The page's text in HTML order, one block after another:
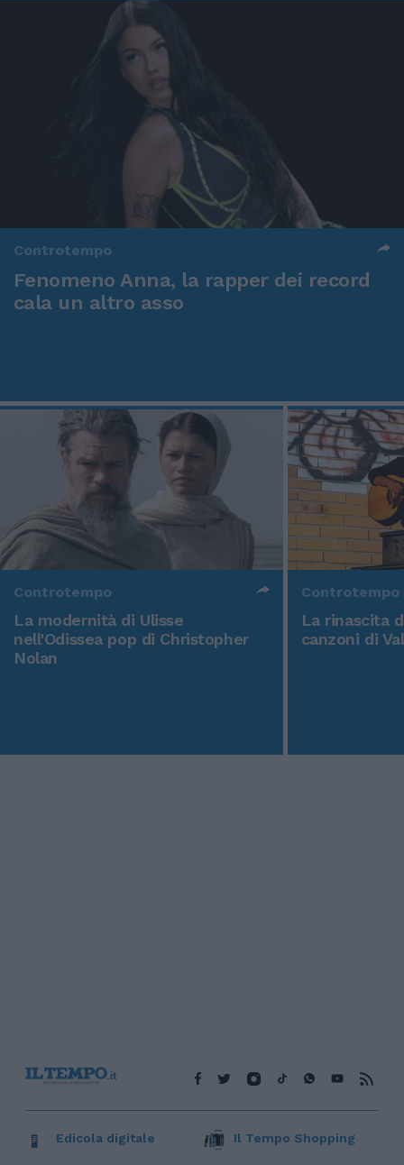
Controtempo
Fenomeno Anna, la rapper dei record
cala un altro asso
Controtempo
La modernità di Ulisse
nell'Odissea pop di Christopher
Nolan
Controtempo
La rinascita
canzoni di
Edicola digitale Il Tempo Shopping